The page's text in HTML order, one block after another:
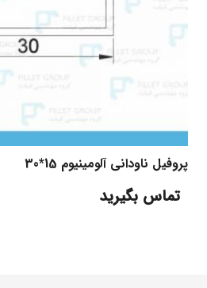
پروفیل ناودانی آلومینیوم 15*30
تماس بگیرید